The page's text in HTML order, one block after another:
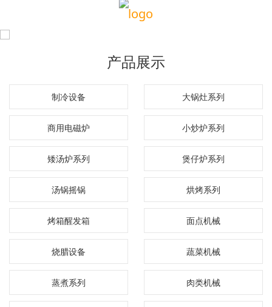
产品展示
制冷设备 大锅灶系列
商用电磁炉 小炒炉系列
矮汤炉系列 煲仔炉系列
汤锅摇锅 烘烤系列
烤箱醒发箱 面点机械
烧腊设备 蔬菜机械
蒸煮系列 肉类机械